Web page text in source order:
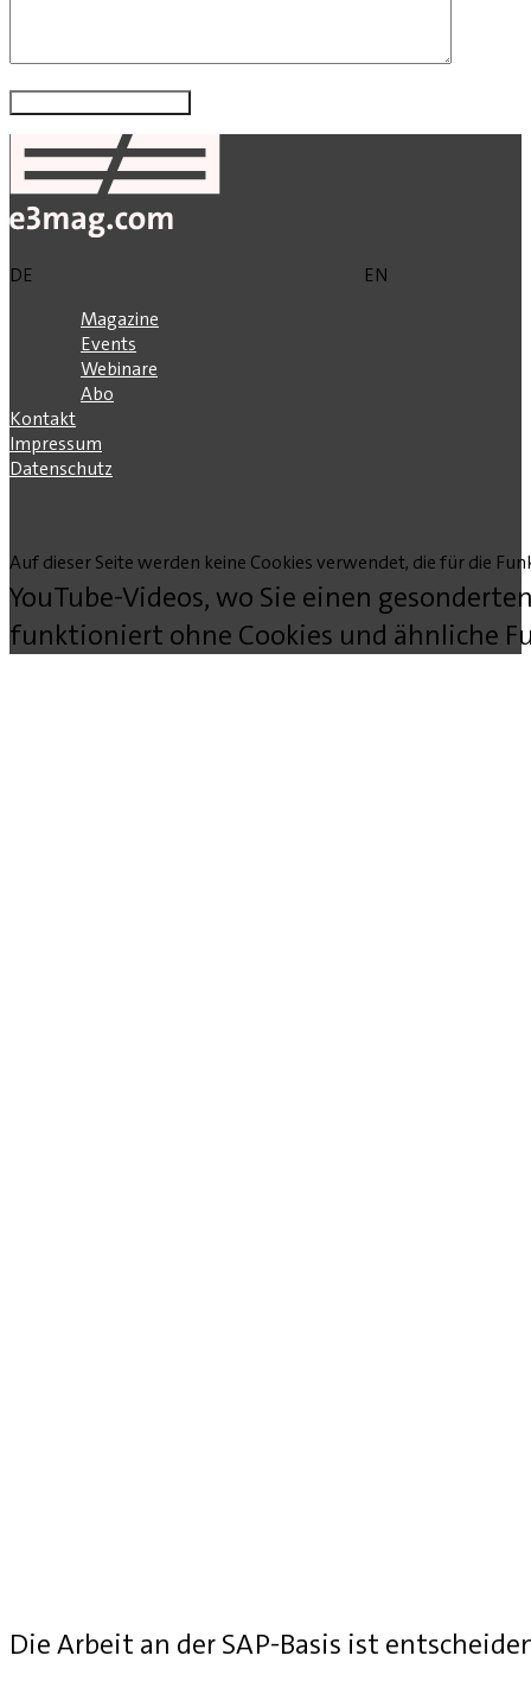
DE
EN
Magazine
Events
Webinare
Abo
Kontakt
Impressum
Datenschutz
Auf dieser Seite werden keine Cookies verwendet, die für die
YouTube-Videos, wo Sie einen
funktioniert ohne Cookies und ähnliche
Die Arbeit an der SAP-Basis ist